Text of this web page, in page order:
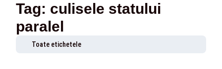
Tag: culisele statului
paralel
Toate etichetele